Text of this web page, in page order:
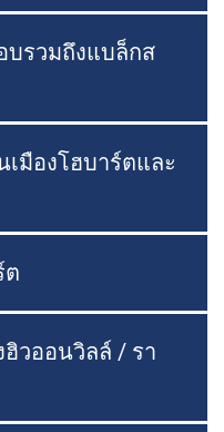
บรวมถึงแบล็กส
มืองโฮบาร์ตและ
ต
วออนวิลล์ / รา